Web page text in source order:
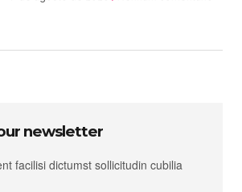
newsletter
facilisi dictumst sollicitudin cubilia